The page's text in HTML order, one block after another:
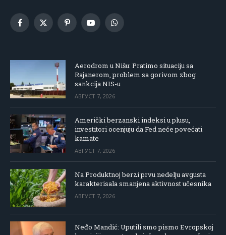
Facebook
X
PinterestYouTubeWhatsApp
Aerodrom u Nišu: Pratimo situaciju sa
Rajanerom, problem sa gorivom zbog
sankcija NIS-u
АВГУСТ 7, 2026
Američki berzanski indeksi u plusu,
investitori ocenjuju da Fed neće povećati
kamate
АВГУСТ 7, 2026
Na Produktnoj berzi prvu nedelju avgusta
karakterisala smanjena aktivnost učesnika
АВГУСТ 7, 2026
Neđo Mandić: Uputili smo pismo Evropskoj